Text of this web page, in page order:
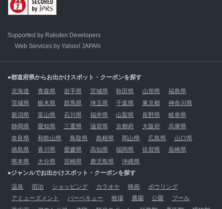
Supported by Rakuten Developers
Web Services by Yahoo! JAPAN
●都道府県からお出かけスポット・クーポンを探す
北海道
青森県 岩手県 宮城県 秋田県 山形県
福島県
茨城県
栃木県 群馬県 埼玉県 千葉県 東京都
神奈川県
新潟県
富山県 石川県 福井県 山梨県 長野県
岐阜県
静岡県
愛知県 三重県 滋賀県 京都府 大阪府
兵庫県
奈良県
和歌山県 鳥取県 島根県 岡山県 広島県
山口県
徳島県
香川県 愛媛県 高知県 福岡県 佐賀県
長崎県
熊本県
大分県 宮崎県 鹿児島県
沖縄県
●ジャンルでお出かけスポット・クーポンを探す
温泉
宿泊 ショッピング カラオケ 映画
ボウリング
アミューズメント
バーベキュー 牧場 農園 公園
プール